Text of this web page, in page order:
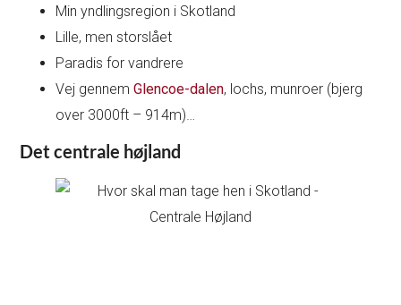
Min yndlingsregion i Skotland
Lille, men storslået
Paradis for vandrere
Vej gennemGlencoe-dalen, lochs, munroer (bjerg
over 3000ft – 914m)…
Det centrale højland